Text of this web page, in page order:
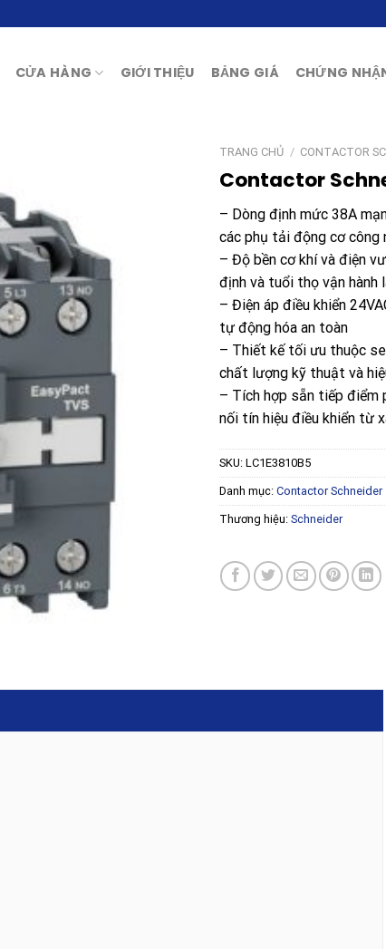
CỬA HÀNG GIỚI THIỆU BẢNG GIÁ CHỨNG
TRANG CHỦ / CONTACTOR
Contactor
– Dòng định mức 38A
các phụ tải động cơ công
– Độ bền cơ khí và điện
định và tuổi thọ vận hành
– Điện áp điều khiển
tự động hóa an toàn
– Thiết kế tối ưu thuộc
chất lượng kỹ thuật và
– Tích hợp sẵn tiếp điểm
nối tín hiệu điều khiển từ
SKU: LC1E3810B5
Danh mục: Contactor Schneider
Thương hiệu: Schneider